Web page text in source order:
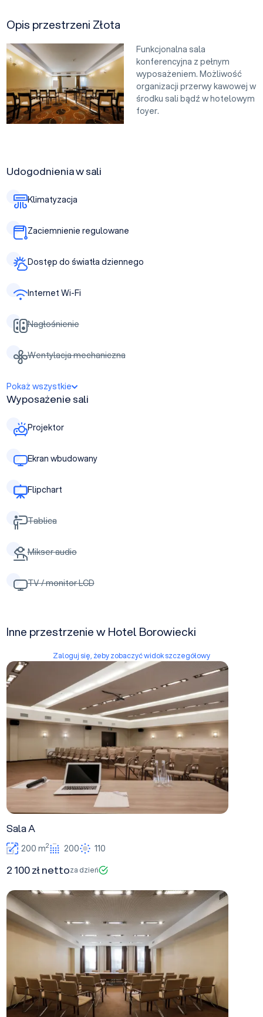
Opis przestrzeni Złota
Funkcjonalna sala
konferencyjna z pełnym
wyposażeniem. Możliwość
organizacji przerwy kawowej w
środku sali bądź w hotelowym
foyer.
Udogodnienia w sali
Klimatyzacja
Zaciemnienie regulowane
Dostęp do światła dziennego
Internet Wi-Fi
Nagłośnienie
Wentylacja mechaniczna
Pokaż wszystkie
Wyposażenie sali
Projektor
Ekran wbudowany
Flipchart
Tablica
Mikser audio
TV / monitor LCD
Inne przestrzenie w Hotel Borowiecki
Zaloguj się, żeby zobaczyć widok szczegółowy
Sala A
Sala A
200 m2 200 110
2 100 zł nettoza dzień
Sala C